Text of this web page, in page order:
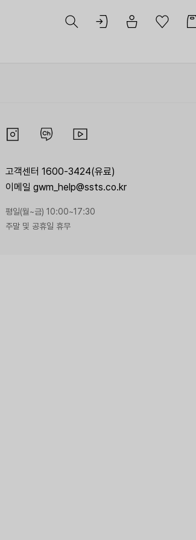
고객센터 1600-3424(유료)
이메일 gwm_help@ssts.co.kr
평일(월~금) 10:00~17:30
주말 및 공휴일 휴무